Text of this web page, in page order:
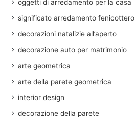
oggetti di arredamento per la casa
significato arredamento fenicottero
decorazioni natalizie all’aperto
decorazione auto per matrimonio
arte geometrica
arte della parete geometrica
interior design
decorazione della parete